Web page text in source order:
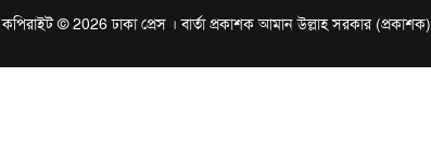
কপিরাইট © 2026 ঢাকা প্রেস । বার্তা প্রকাশক আমান উল্লাহ সরকার (প্রকাশক)